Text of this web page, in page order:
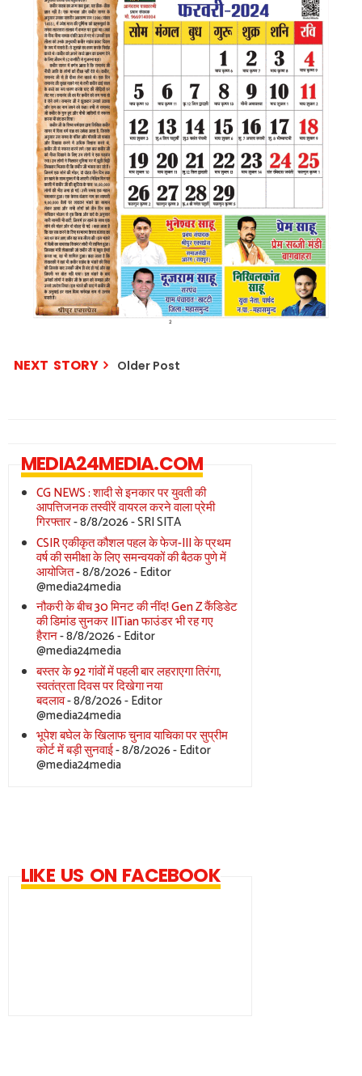
NEXT STORY Older Post
MEDIA24MEDIA.COM
CG NEWS : शादी से इनकार पर युवती की
आपत्तिजनक तस्वीरें वायरल करने वाला प्रेमी
गिरफ्तार- 8/8/2026- SRI SITA
CSIR एकीकृत कौशल पहल के फेज-III के प्रथम
वर्ष की समीक्षा के लिए समन्वयकों की बैठक पुणे में
आयोजित- 8/8/2026- Editor
@media24media
नौकरी के बीच 30 मिनट की नींद! Gen Z कैंडिडेट
की डिमांड सुनकर IITian फाउंडर भी रह गए
हैरान- 8/8/2026- Editor
@media24media
बस्तर के 92 गांवों में पहली बार लहराएगा तिरंगा,
स्वतंत्रता दिवस पर दिखेगा नया
बदलाव- 8/8/2026- Editor
@media24media
भूपेश बघेल के खिलाफ चुनाव याचिका पर सुप्रीम
कोर्ट में बड़ी सुनवाई- 8/8/2026- Editor
@media24media
LIKE US ON FACEBOOK